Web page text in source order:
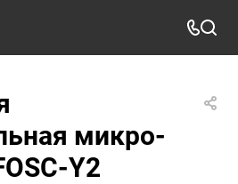
микро-
Y2